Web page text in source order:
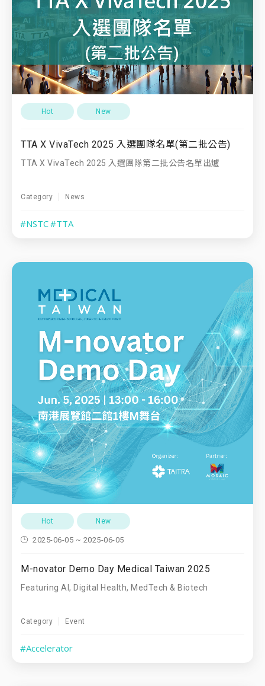
Hot New
TTA X VivaTech 2025 入選團隊名單(第二批公告)
TTA X VivaTech 2025 入選團隊第二批公告名單出爐
Category News
#NSTC#TTA
Hot New
2025-06-05 ~ 2025-06-05
M-novator Demo Day Medical Taiwan 2025
Featuring AI, Digital Health, MedTech & Biotech
Category Event
#Accelerator